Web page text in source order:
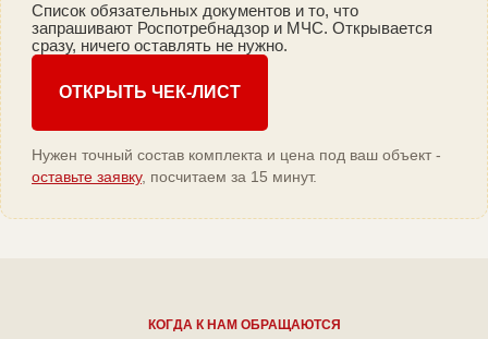
Список обязательных документов и то, что
запрашивают Роспотребнадзор и МЧС. Открывается
сразу, ничего оставлять не нужно.
ОТКРЫТЬ ЧЕК-ЛИСТ
Нужен точный состав комплекта и цена под ваш объект -
оставьте заявку, посчитаем за 15 минут.
КОГДА К НАМ ОБРАЩАЮТСЯ